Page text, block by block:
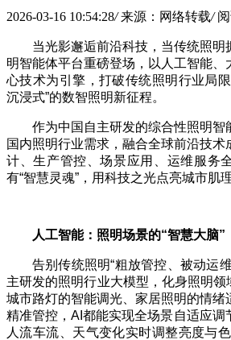
2026-03-16 10:54:28/ 来源：网络转载/
当光影邂逅前沿科技，当传统照明
明智能体平台重磅登场，以人工智能、
心技术为引擎，打破传统照明行业局限
沉浸式”的数智照明新征程。
作为中国自主研发的综合性照明智
国内照明行业需求，融合全球前沿技
计、生产管控、场景应用、运维服务
有“智慧灵魂”，用科技之光点亮城市肌
人工智能：照明场景的“智慧大脑”
告别传统照明“粗放管控、被动运
主研发的照明行业大模型，化身照明领
城市路灯的智能调光、家居照明的情绪
精准管控，AI都能实现全场景自适应
人流车流、天气变化实时调整亮度与色